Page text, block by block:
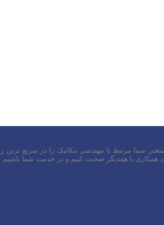
شما مرتبط با مهندسی مکانیک را در سریع
همکاری با همدیگر صحبت کنیم و در خدمت شما باشیم.